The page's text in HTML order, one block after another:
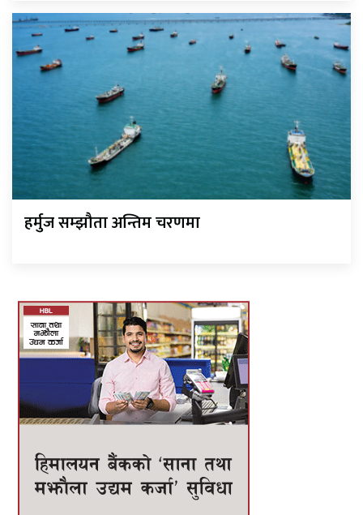
हर्मुज सम्झौता अन्तिम चरणमा